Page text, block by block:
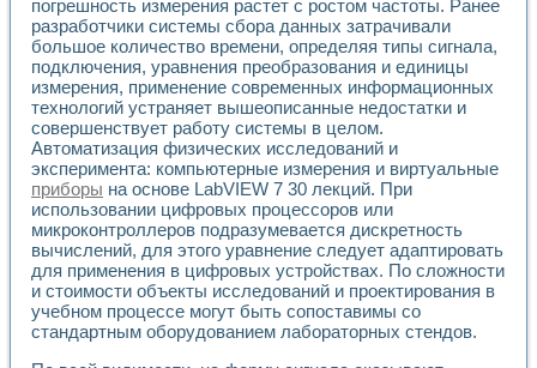
погрешность измерения растет с ростом частоты. Ранее
разработчики системы сбора данных затрачивали
большое количество времени, определяя типы сигнала,
подключения, уравнения преобразования и единицы
измерения, применение современных информационных
технологий устраняет вышеописанные недостатки и
совершенствует работу системы в целом.
Автоматизация физических исследований и
эксперимента: компьютерные измерения и виртуальные
приборы на основе LabVIEW 7 30 лекций. При
использовании цифровых процессоров или
микроконтроллеров подразумевается дискретность
вычислений, для этого уравнение следует адаптировать
для применения в цифровых устройствах. По сложности
и стоимости объекты исследований и проектирования в
учебном процессе могут быть сопоставимы со
стандартным оборудованием лабораторных стендов.